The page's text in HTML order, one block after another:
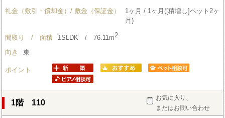
礼金（敷引・償却金）/ 敷金（保証金）
1ヶ月 / 1ヶ月([積増し]ペット2ヶ
月)
間取り / 面積 1SLDK / 76.11m2
向き 東
ポイント
お気に入り、
またはお問い合わせ
1階 110